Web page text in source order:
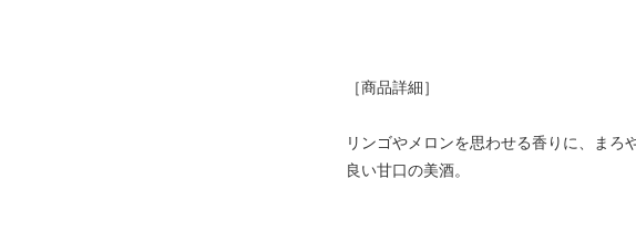
［商品詳細］
リンゴやメロンを思わせる香りに、ま
良い甘口の美酒。